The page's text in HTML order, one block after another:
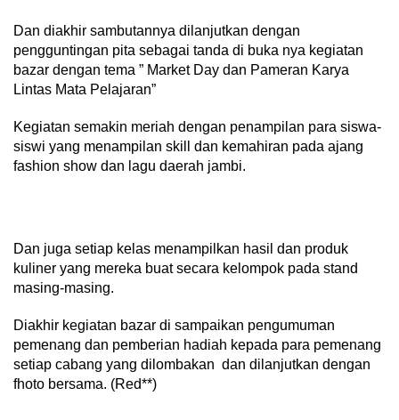
Dan diakhir sambutannya dilanjutkan dengan
pengguntingan pita sebagai tanda di buka nya kegiatan
bazar dengan tema ” Market Day dan Pameran Karya
Lintas Mata Pelajaran”
Kegiatan semakin meriah dengan penampilan para siswa-
siswi yang menampilan skill dan kemahiran pada ajang
fashion show dan lagu daerah jambi.
Dan juga setiap kelas menampilkan hasil dan produk
kuliner yang mereka buat secara kelompok pada stand
masing-masing.
Diakhir kegiatan bazar di sampaikan pengumuman
pemenang dan pemberian hadiah kepada para pemenang
setiap cabang yang dilombakan dan dilanjutkan dengan
fhoto bersama. (Red**)